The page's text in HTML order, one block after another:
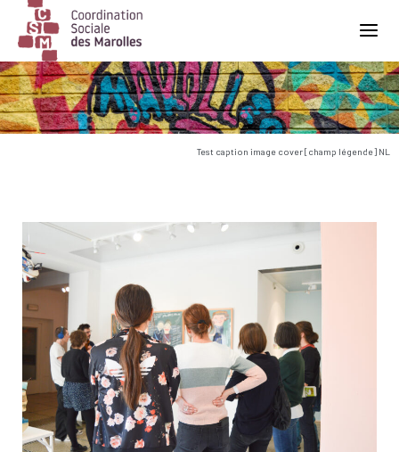
Main Navigation
Test caption image cover [champ légende] NL